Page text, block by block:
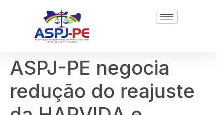
ASPJ-PE negocia
redução do reajuste